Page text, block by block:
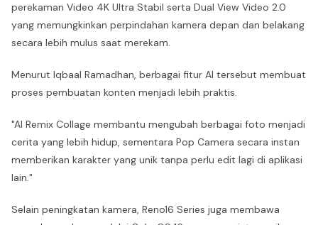
perekaman Video 4K Ultra Stabil serta Dual View Video 2.0
yang memungkinkan perpindahan kamera depan dan belakang
secara lebih mulus saat merekam.
Menurut Iqbaal Ramadhan, berbagai fitur AI tersebut membuat
proses pembuatan konten menjadi lebih praktis.
"AI Remix Collage membantu mengubah berbagai foto menjadi
cerita yang lebih hidup, sementara Pop Camera secara instan
memberikan karakter yang unik tanpa perlu edit lagi di aplikasi
lain."
Selain peningkatan kamera, Reno16 Series juga membawa